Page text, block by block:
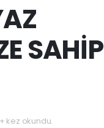
SAHİP
kez okundu.